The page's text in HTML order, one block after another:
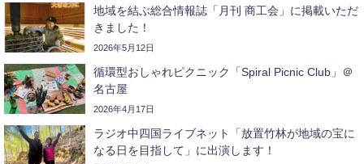
地域を結ぶ総合情報誌「月刊 商工会」に掲載いただ
きました！
2026年5月12日
循環型おしゃれピクニック「Spiral Picnic Club」＠
名古屋
2026年4月17日
ラジオ中四国ライブネット「放置竹林が地域の宝に
なる日を目指して」に出演します！